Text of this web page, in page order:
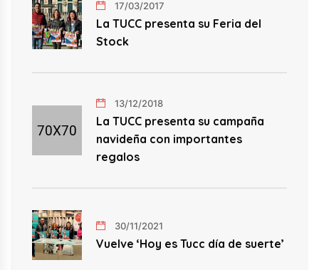
17/03/2017
La TUCC presenta su Feria del
Stock
13/12/2018
La TUCC presenta su campaña
navideña con importantes
regalos
30/11/2021
Vuelve ‘Hoy es Tucc día de suerte’